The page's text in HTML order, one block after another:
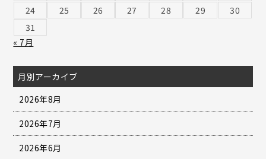
24
25 26 27 28 29
30
31
« 7月
月別アーカイブ
2026年8月
2026年7月
2026年6月